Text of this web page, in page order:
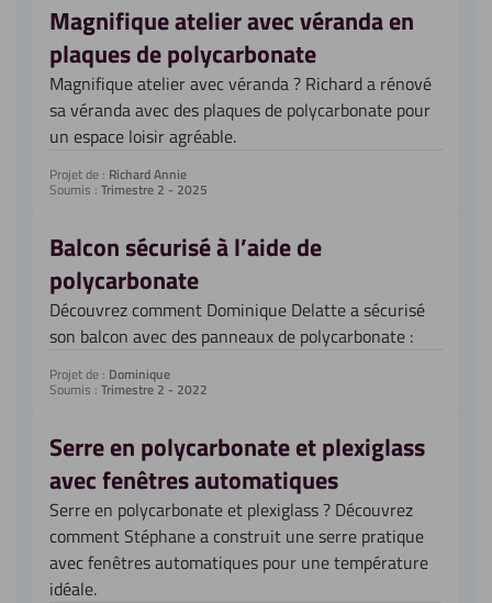
Magnifique atelier avec véranda en
plaques de polycarbonate
Magnifique atelier avec véranda ? Richard a rénové
sa véranda avec des plaques de polycarbonate pour
un espace loisir agréable.
Projet de : Richard Annie
Soumis : Trimestre 2 - 2025
Balcon sécurisé à l’aide de
polycarbonate
Découvrez comment Dominique Delatte a sécurisé
son balcon avec des panneaux de polycarbonate :
Projet de : Dominique
Soumis : Trimestre 2 - 2022
Serre en polycarbonate et plexiglass
avec fenêtres automatiques
Serre en polycarbonate et plexiglass ? Découvrez
comment Stéphane a construit une serre pratique
avec fenêtres automatiques pour une température
idéale.